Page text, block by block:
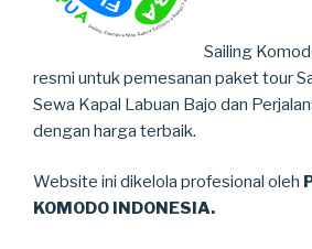
Sailing
resmi untuk pemesanan paket tour
Sewa Kapal Labuan Bajo dan
dengan harga terbaik.
Website ini dikelola profesional oleh
KOMODO INDONESIA.